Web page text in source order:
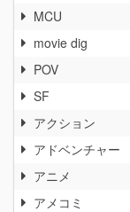
MCU
movie dig
POV
SF
アクション
アドベンチャー
アニメ
アメコミ